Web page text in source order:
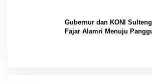
Gubernur dan KONI
Fajar Alamri Menuju